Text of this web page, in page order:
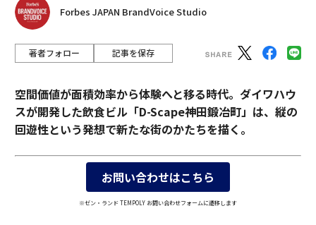
Forbes JAPAN BrandVoice Studio
著者フォロー 記事を保存
空間価値が面積効率から体験へと移る時代。ダイワハウ
スが開発した飲食ビル「D-Scape神田鍛冶町」は、縦の
回遊性という発想で新たな街のかたちを描く。
お問い合わせはこちら
※ゼン・ランド TEMPOLY お問い合わせフォームに遷移します